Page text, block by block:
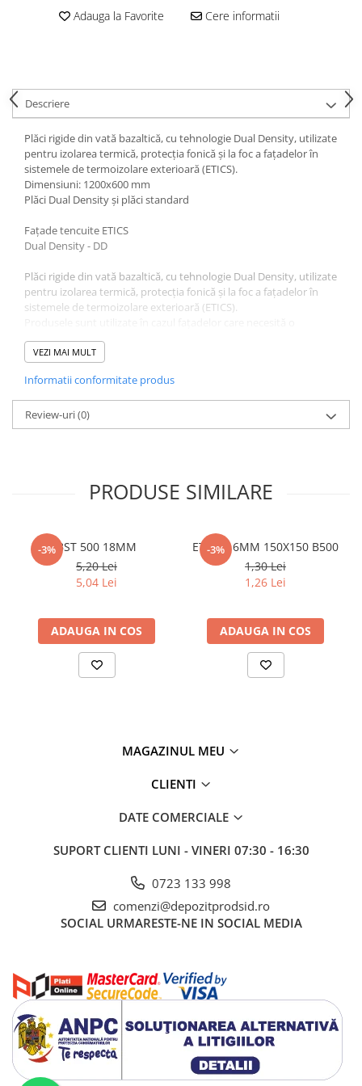
Vată bazaltică
Oțel beton neted
Oțel beton striat
Panouri termoizolante
Panouri și plase de gard
Panou bordurat vopsit
Panou bordurat zincat
Plasă de gard sudată zincată
Plasă de gard împletită zincată
Plasă gard
Plasă împletită
Plasă de armare
Plasă din fibră de sticlă
Plasă sudată
Policarbonat
Trepte și grătare zincate
Adauga la Favorite Cere informatii
Descriere
Plăci rigide din vată bazaltică, cu tehnologie Dual Density, utilizate
pentru izolarea termică, protecţia fonică şi la foc a faţadelor în
sistemele de termoizolare exterioară (ETICS).
Dimensiuni: 1200x600 mm
Plăci Dual Density și plăci standard
Fațade tencuite ETICS
Dual Density - DD
Plăci rigide din vată bazaltică, cu tehnologie Dual Density, utilizate
pentru izolarea termică, protecţia fonică şi la foc a faţadelor în
sistemele de termoizolare exterioară (ETICS).
rezistenţă mecanică ridicată.
Dimensiuni: 1200x600 mm
• λD = 0,035 W/mK
VEZI MAI MULT
Informatii conformitate produs
Review-uri(0)
PRODUSE SIMILARE
-3% BST 500 18MM
5,20 Lei
5,04 Lei
ADAUGA IN COS
-3%
ETRIER 6MM 150X150 B500
1,30 Lei
1,26 Lei
ADAUGA IN COS
MAGAZINUL MEU
CLIENTI
DATE COMERCIALE
SUPORT CLIENTI LUNI - VINERI 07:30 - 16:30
0723 133 998
comenzi@depozitprodsid.ro
SOCIAL URMARESTE-NE IN SOCIAL MEDIA